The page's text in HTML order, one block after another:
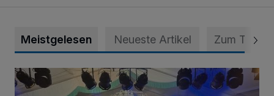
Meistgelesen Neueste Artikel Zum Thema
Viele Bilder: Toller Auftakt des Unterbacher